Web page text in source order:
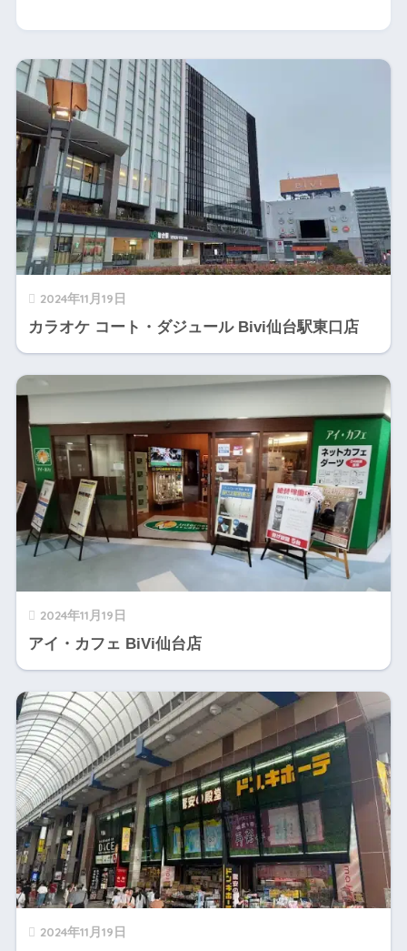
2024年11月19日
カラオケ コート・ダジュール Bivi仙台駅東口店
2024年11月19日
アイ・カフェ BiVi仙台店
2024年11月19日